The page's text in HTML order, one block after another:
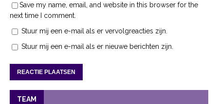
Save my name, email, and website in this browser for the
next time I comment.
Stuur mij een e-mail als er vervolgreacties zijn.
Stuur mij een e-mail als er nieuwe berichten zijn.
TEAM